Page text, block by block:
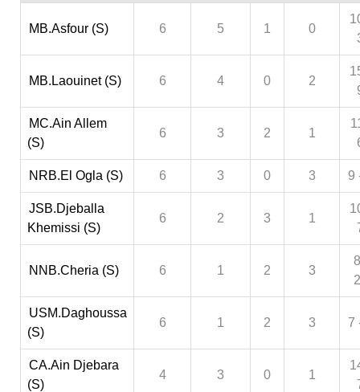
MB.Asfour (S) 6 5 1 0
MB.Laouinet (S) 6 4 0 2
MC.Ain Allem
(S)
6 3 2 1
NRB.El Ogla (S) 6 3 0 3 9
JSB.Djeballa
Khemissi (S)
6 2 3 1
NNB.Cheria (S) 6 1 2 3
USM.Daghoussa
(S)
6 1 2 3 7
CA.Ain Djebara
(S)
4 3 0 1